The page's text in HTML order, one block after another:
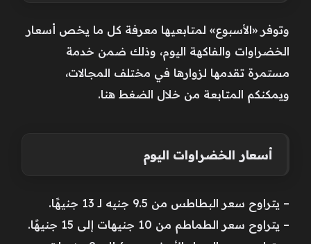
وتوفر «الأسبوع» لمتابعيها معرفة كل ما يخص أسعار
الخضراوات والفاكهة اليوم، وذلك ضمن خدمة
مستمرة تقدمها لزوارها في مختلف المجالات،
ويمكنكم المتابعة من خلال الضغط هنا.
أسعار الخضراوات اليوم
– يتراوح سعر البطاطس من 9.5 جنيه لـ 13 جنيهًا.
– يتراوح سعر الطماطم من 10 جنيهات إلى 15 جنيهًا.